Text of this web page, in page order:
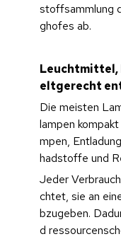
stoffsammlung
ghofes ab.
Leuchtmittel,
eltgerecht
Die meisten
lampen
mpen,
hadstoffe und
Jeder
chtet, sie an
bzugeben.
d